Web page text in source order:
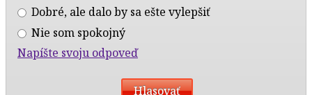
Dobré, ale dalo by sa ešte vylepšiť
Nie som spokojný
Napíšte svoju odpoveď